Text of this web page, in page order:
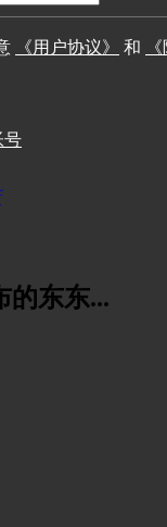
《用户协议》 和
号
的东东...